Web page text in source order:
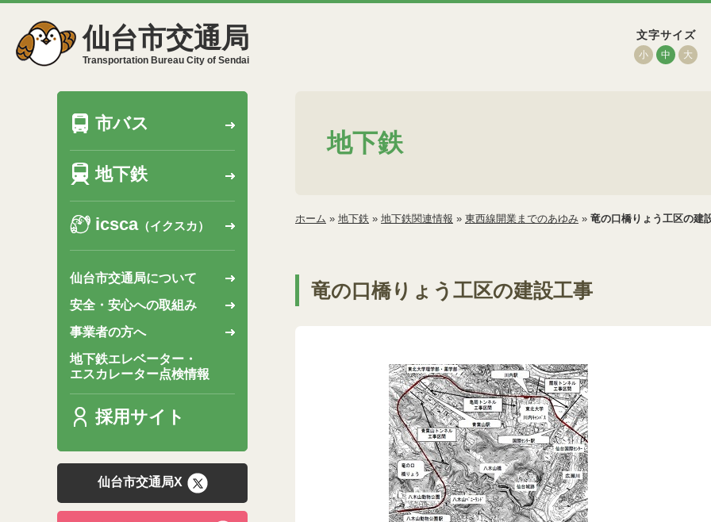
仙台市交通局
Transportation Bureau City of Sendai
文字サイズ
小 中 大
地下鉄
ホーム » 地下鉄 » 地下鉄関連情報 » 東西線開業までのあゆみ » 竜の口橋りょう工区の建
竜の口橋りょう工区の建設工事
市バス
地下鉄
icsca（イクスカ）
仙台市交通局について
安全・安心への取組み
事業者の方へ
地下鉄エレベーター・
エスカレーター点検情報
採用サイト
仙台市交通局X